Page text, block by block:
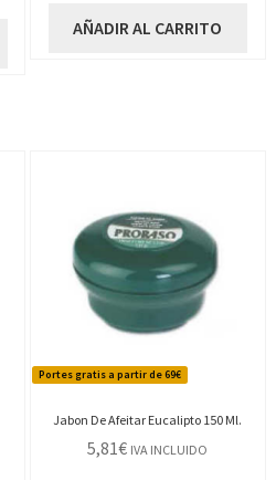
AÑADIR AL CARRITO
Portes gratis a partir de 69€
Jabon De Afeitar Eucalipto 150 Ml.
5,81€ IVA INCLUIDO